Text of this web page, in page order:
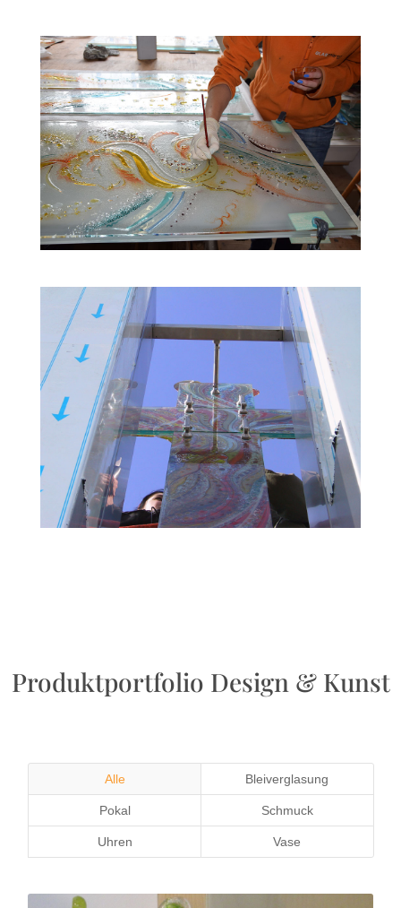
Produktportfolio Design & Kunst
Alle Bleiverglasung
Pokal Schmuck
Uhren Vase